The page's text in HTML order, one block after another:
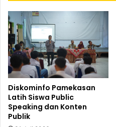
Diskominfo Pamekasan
Latih Siswa Public
Speaking dan Konten
Publik